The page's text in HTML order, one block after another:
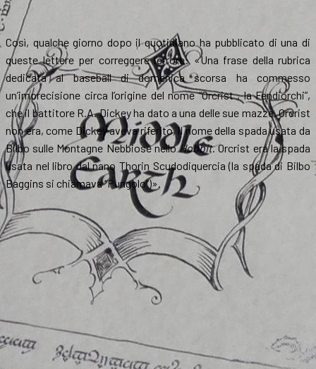
Così, qualche giorno dopo il quotidiano ha pubblicato di una di
queste lettere per correggere l’errore: «Una frase della rubrica
dedicata al baseball di domenica scorsa ha commesso
un’imprecisione circa l’origine del nome “Orcrist , la Fendiorchi”,
che il battitore R.A. Dickey ha dato a una delle sue mazze. Orcrist
non era, come Dickey aveva riferito, il nome della spada usata da
Bilbo sulle Montagne Nebbiose nelloHobbit. Orcrist era la spada
usata nel libro dal nano Thorin Scudodiquercia (la spada di Bilbo
Baggins si chiamava “Pungolo”)».